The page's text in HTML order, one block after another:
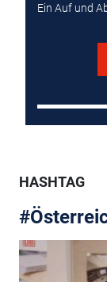
Ein Auf und
HASHTAG